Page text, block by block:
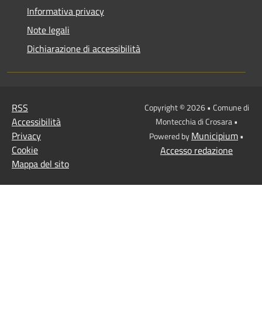
Informativa privacy
Note legali
Dichiarazione di accessibilità
RSS
Accessibilità
Privacy
Cookie
Mappa del sito
Copyright © 2026 • Comune di
Montecchia di Crosara •
Powered byMunicipium•
Accesso redazione